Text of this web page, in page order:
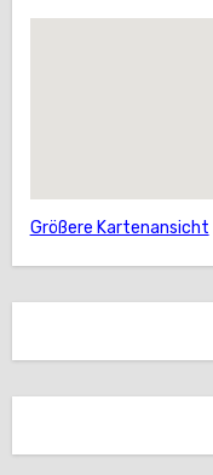
Größere Kartenansicht